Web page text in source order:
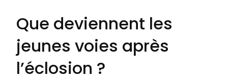
Que deviennent les
jeunes voies après
l’éclosion ?